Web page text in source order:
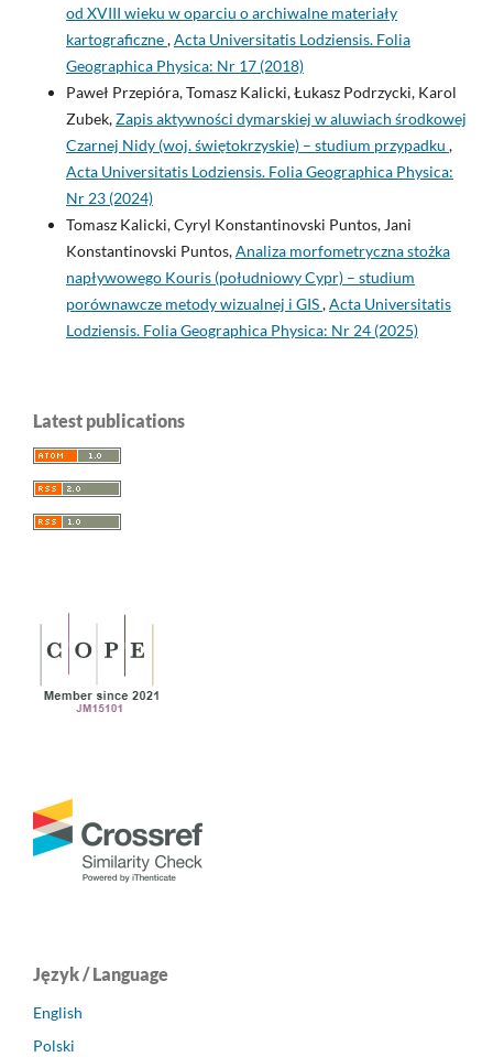
od XVIII wieku w oparciu o archiwalne materiały
kartograficzne,Acta Universitatis Lodziensis. Folia
Geographica Physica: Nr 17 (2018)
Paweł Przepióra, Tomasz Kalicki, Łukasz Podrzycki, Karol
Zubek,Zapis aktywności dymarskiej w aluwiach środkowej
Czarnej Nidy (woj. świętokrzyskie) – studium przypadku ,
Acta Universitatis Lodziensis. Folia Geographica Physica:
Nr 23 (2024)
Tomasz Kalicki, Cyryl Konstantinovski Puntos, Jani
Konstantinovski Puntos,Analiza morfometryczna stożka
napływowego Kouris (południowy Cypr) – studium
porównawcze metody wizualnej i GIS,Acta Universitatis
Lodziensis. Folia Geographica Physica: Nr 24 (2025)
Latest publications
Język / Language
English
Polski